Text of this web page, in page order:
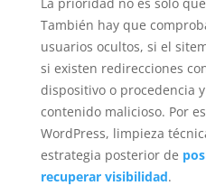
También hay que
usuarios ocultos, si el
si existen redirecciones
dispositivo o procedencia
contenido malicioso. Por
WordPress, limpieza
estrategia posterior de
recuperar visibilidad.